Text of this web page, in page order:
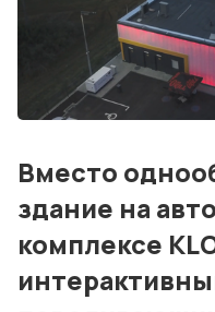
Условия
Вместо
здание на
комплексе